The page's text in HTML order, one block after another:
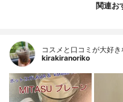
関連お
コスメと口コミが大好
kirakiranoriko